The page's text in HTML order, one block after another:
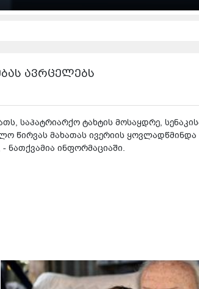
ავრცელებს
საპატრიარქო ტახტის მოსაყდრე,
წირვას მახათას ივერიის ყოვლადწმინდა
ნათქვამია ინფორმაციაში.